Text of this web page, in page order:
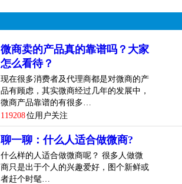
微商卖的产品真的靠谱吗？大家
怎么看待？
现在很多消费者及代理商都是对微商的产
品有顾虑，其实微商经过几年的发展中，
微商产品靠谱的有很多…
119208位用户关注
聊一聊：什么人适合做微商?
什么样的人适合做微商呢？ 很多人做微
商只是出于个人的兴趣爱好，图个新鲜或
者赶个时髦…